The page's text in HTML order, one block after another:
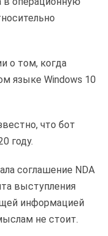
о том, когда
языке Windows 10
что бот
году.
соглашение NDA
выступления
информацией
не стоит.